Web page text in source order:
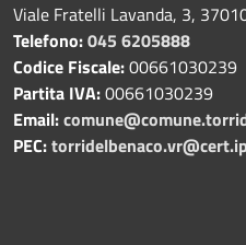
Viale Fratelli Lavanda, 3,
Telefono:045 6205888
Codice Fiscale:00661030239
Partita IVA:00661030239
Email:
PEC: